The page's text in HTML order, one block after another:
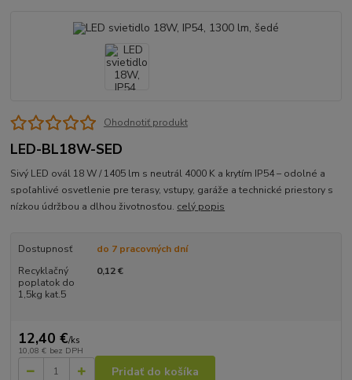
Ohodnotiť produkt
LED-BL18W-SED
Sivý LED ovál 18 W / 1405 lm s neutrál 4000 K a krytím IP54 – odolné a
spoľahlivé osvetlenie pre terasy, vstupy, garáže a technické priestory s
nízkou údržbou a dlhou životnosťou. celý popis
Dostupnosť
do 7 pracovných dní
Recyklačný
poplatok do
1,5kg kat.5
0,12 €
12,40 €/ks
10,08 € bez DPH
Pridať do košíka